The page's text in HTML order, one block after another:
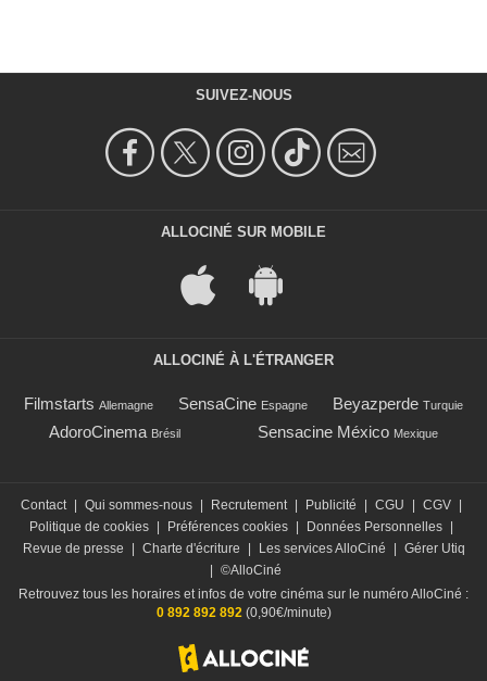
SUIVEZ-NOUS
ALLOCINÉ SUR MOBILE
ALLOCINÉ À L'ÉTRANGER
Filmstarts Allemagne SensaCine Espagne Beyazperde Turquie
AdoroCinema Brésil Sensacine México Mexique
Contact | Qui sommes-nous | Recrutement | Publicité | CGU | CGV |
Politique de cookies | Préférences cookies | Données Personnelles |
Revue de presse
| Charte d'écriture | Les services AlloCiné | Gérer Utiq
| ©AlloCiné
Retrouvez tous les horaires et infos de votre cinéma sur le numéro AlloCiné :
0 892 892 892 (0,90€/minute)